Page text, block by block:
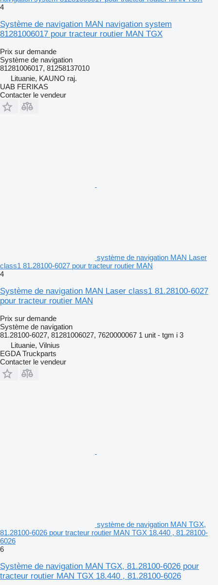
4
Système de navigation MAN navigation system
81281006017 pour tracteur routier MAN TGX
Prix sur demande
Système de navigation
81281006017, 81258137010
Lituanie, KAUNO raj.
UAB FERIKAS
Contacter le vendeur
système de navigation MAN Laser
class1 81.28100-6027 pour tracteur routier MAN
4
Système de navigation MAN Laser class1 81.28100-6027
pour tracteur routier MAN
Prix sur demande
Système de navigation
81.28100-6027, 81281006027, 7620000067 1 unit - tgm i 3
Lituanie, Vilnius
EGDA Truckparts
Contacter le vendeur
système de navigation MAN TGX,
81.28100-6026 pour tracteur routier MAN TGX 18.440 , 81.28100-
6026
6
Système de navigation MAN TGX, 81.28100-6026 pour
tracteur routier MAN TGX 18.440 , 81.28100-6026